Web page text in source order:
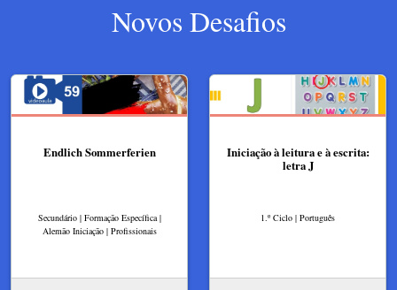
Novos Desafios
Endlich Sommerferien
Secundário | Formação Específica |
Alemão Iniciação | Profissionais
Iniciação à leitura e à escrita:
letra J
1.º Ciclo | Português